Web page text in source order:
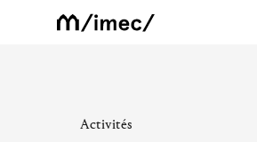
Activités